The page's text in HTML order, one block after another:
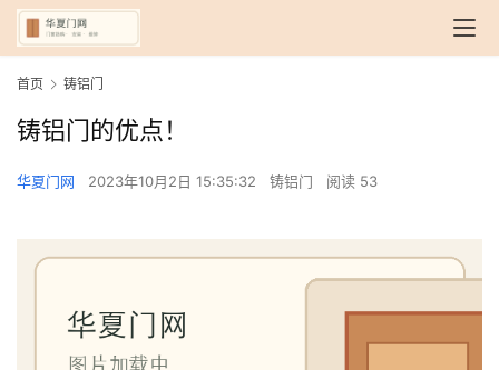
首页 铸铝门
铸铝门的优点！
华夏门网 2023年10月2日 15:35:32 铸铝门 阅读 53